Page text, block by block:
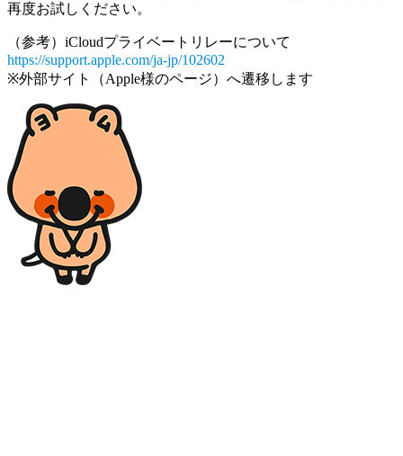
再度お試しください。
（参考）iCloudプライベートリレーについて
https://support.apple.com/ja-jp/102602
※外部サイト（Apple様のページ）へ遷移します